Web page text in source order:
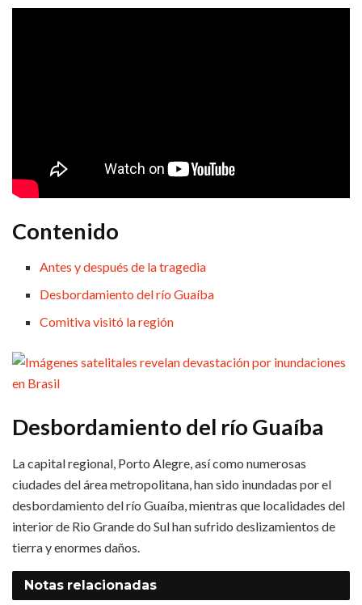
Contenido
Antes y después de la tragedia
Desbordamiento del río Guaíba
Comitiva visitó la región
Desbordamiento del río Guaíba
La capital regional, Porto Alegre, así como numerosas
ciudades del área metropolitana, han sido inundadas por el
desbordamiento del río Guaíba, mientras que localidades del
interior de Rio Grande do Sul han sufrido deslizamientos de
tierra y enormes daños.
Notas relacionadas